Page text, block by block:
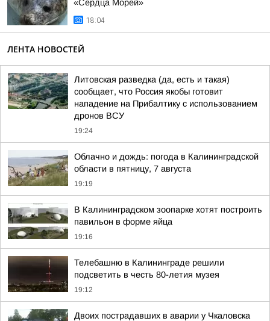
«Сердца Морей»
18:04
ЛЕНТА НОВОСТЕЙ
Литовская разведка (да, есть и такая)
сообщает, что Россия якобы готовит
нападение на Прибалтику с использованием
дронов ВСУ
19:24
Облачно и дождь: погода в Калининградской
области в пятницу, 7 августа
19:19
В Калининградском зоопарке хотят построить
павильон в форме яйца
19:16
Телебашню в Калининграде решили
подсветить в честь 80-летия музея
19:12
Двоих пострадавших в аварии у Чкаловска